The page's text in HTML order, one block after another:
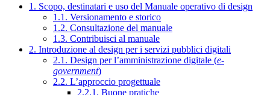
1. Scopo, destinatari e uso del Manuale operativo di design
1.1. Versionamento e storico
1.2. Consultazione del manuale
1.3. Contribuisci al manuale
2. Introduzione al design per i servizi pubblici digitali
2.1. Design per l’amministrazione digitale (e-
government)
2.2. L’approccio progettuale
2.2.1. Buone pratiche